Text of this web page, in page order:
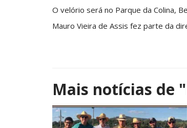
O velório será no Parque da Colina,
Mauro Vieira de Assis fez parte da
Mais notícias de